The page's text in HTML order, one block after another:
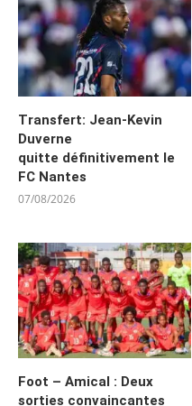
Transfert: Jean-Kevin
Duverne
quitte définitivement le
FC Nantes
07/08/2026
Foot – Amical : Deux
sorties convaincantes